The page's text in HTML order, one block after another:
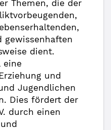
Themen, die der
gewissenhaften
dient.
eine
und
Jugendlichen
Dies fördert der
durch einen